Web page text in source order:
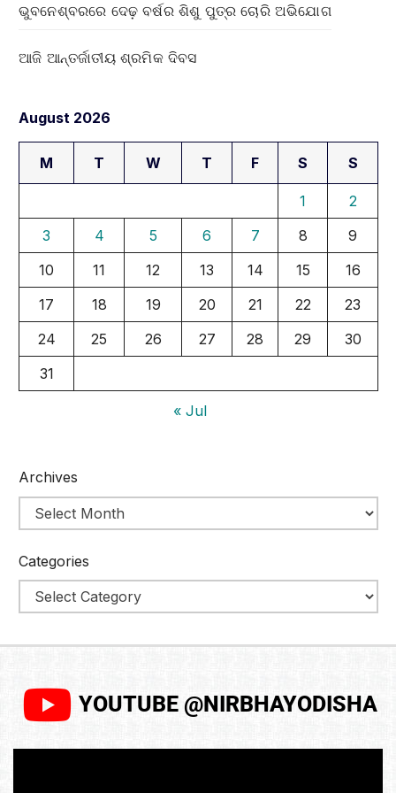
ଭୁବନେଶ୍ବରରେ ଦେଢ଼ ବର୍ଷର ଶିଶୁ ପୁତ୍ର ଚୋରି ଅଭିଯୋଗ
ଆଜି ଆନ୍ତର୍ଜାତୀୟ ଶ୍ରମିକ ଦିବସ
August 2026
M T W T F S S
1
2
3
4 5 6 7 8
9
10
11 12 13 14 15
16
17
18 19 20 21 22
23
24
25 26 27 28 29
30
31
« Jul
Archives
Categories
YOUTUBE @NIRBHAYODISHA